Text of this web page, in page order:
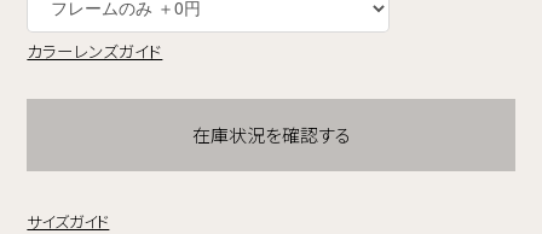
カラーレンズガイド
在庫状況を確認する
サイズガイド